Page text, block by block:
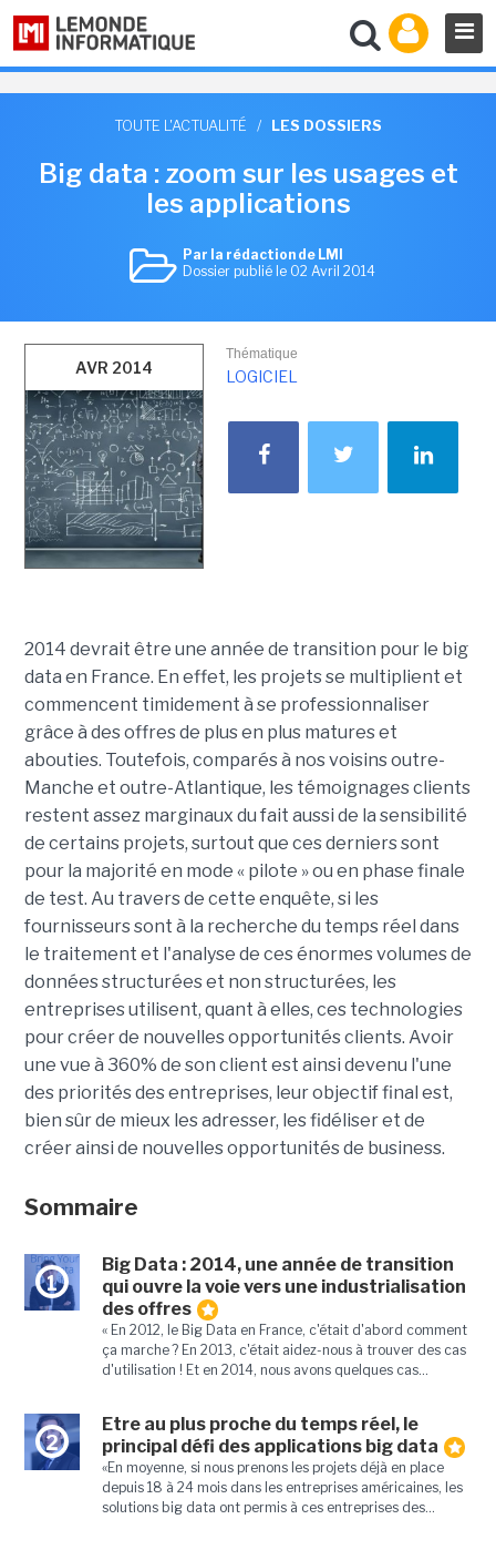
TOUTE L'ACTUALITÉ / LES DOSSIERS
Big data : zoom sur les usages et
les applications
Par la rédaction de LMI
Dossier publié le 02 Avril 2014
AVR 2014
Thématique
LOGICIEL
2014 devrait être une année de transition pour le big
data en France. En effet, les projets se multiplient et
commencent timidement à se professionnaliser
grâce à des offres de plus en plus matures et
abouties. Toutefois, comparés à nos voisins outre-
Manche et outre-Atlantique, les témoignages clients
restent assez marginaux du fait aussi de la sensibilité
de certains projets, surtout que ces derniers sont
pour la majorité en mode « pilote » ou en phase finale
de test. Au travers de cette enquête, si les
fournisseurs sont à la recherche du temps réel dans
le traitement et l'analyse de ces énormes volumes de
données structurées et non structurées, les
entreprises utilisent, quant à elles, ces technologies
pour créer de nouvelles opportunités clients. Avoir
une vue à 360% de son client est ainsi devenu l'une
des priorités des entreprises, leur objectif final est,
bien sûr de mieux les adresser, les fidéliser et de
créer ainsi de nouvelles opportunités de business.
Sommaire
1
Big Data : 2014, une année de transition
qui ouvre la voie vers une industrialisation
des offres
« En 2012, le Big Data en France, c'était d'abord comment
ça marche ? En 2013, c'était aidez-nous à trouver des cas
d'utilisation ! Et en 2014, nous avons quelques cas...
2
Etre au plus proche du temps réel, le
principal défi des applications big data
«En moyenne, si nous prenons les projets déjà en place
depuis 18 à 24 mois dans les entreprises américaines, les
solutions big data ont permis à ces entreprises des...